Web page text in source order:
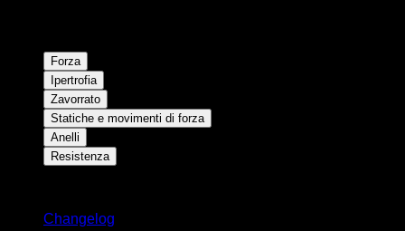
Forza
Ipertrofia
Zavorrato
Statiche e movimenti di forza
Anelli
Resistenza
Changelog